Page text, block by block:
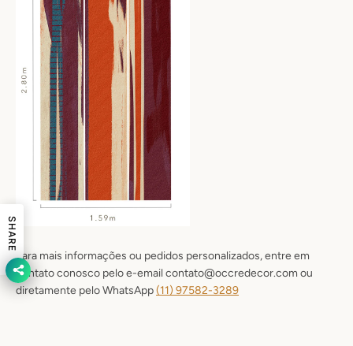
Para mais informações ou pedidos personalizados, entre em
contato conosco pelo e-email contato@occredecor.com ou
diretamente pelo WhatsApp(11) 97582-3289
SHARE